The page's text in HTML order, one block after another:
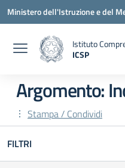
Vai ai contenuti
Vai al menu di navigazione
Vai al footer
Ministero dell'Istruzione e del
Istituto
ICSP
Argomento:
Stampa / Condividi
FILTRI